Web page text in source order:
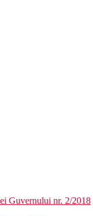
Guvernului nr. 2/2018